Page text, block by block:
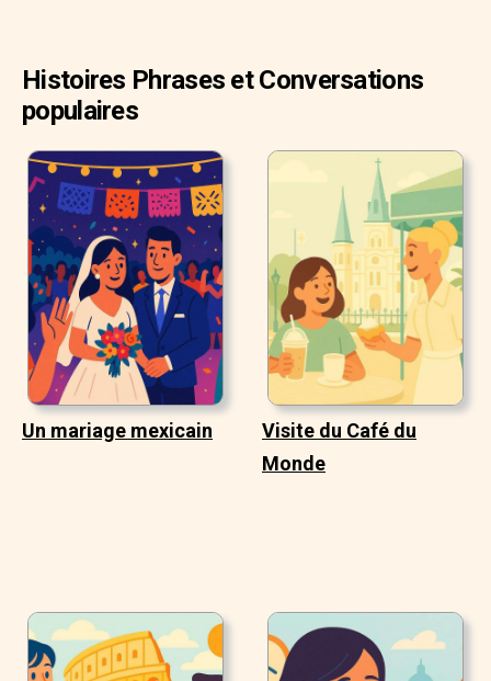
Histoires Phrases et Conversations
populaires
Un mariage mexicain
Visite du Café du
Monde